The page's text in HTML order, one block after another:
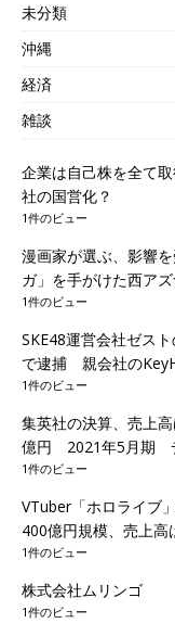
未分類
沖縄
経済
雑談
企業は自己株を全て
社の国営化？
1件のビュー
漫画家が選ぶ、影響
ガ」を手がけた西ア
1件のビュー
SKE48運営会社ゼス
で逮捕 親会社の
1件のビュー
集英社の決算、売上
億円 2021年5月期
1件のビュー
VTuber「ホロライブ
400億円規模、売上
1件のビュー
株式会社ムリンゴ
1件のビュー